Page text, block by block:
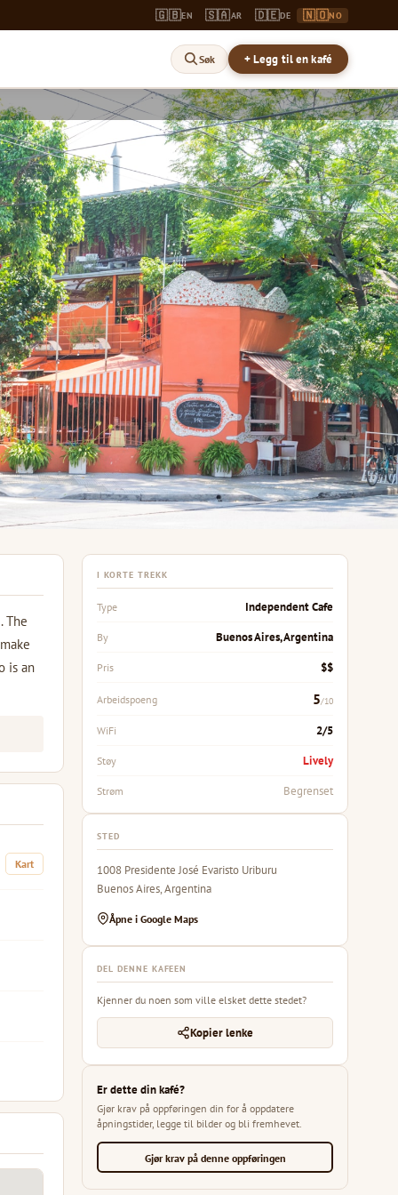
🇬🇧EN 🇸🇦AR 🇩🇪DE 🇳🇴NO
Søk + Legg til en kafé
The
is an
Kart
I KORTE TREKK
Type Independent Cafe
By Buenos Aires, Argentina
Pris $$
Arbeidspoeng 5/10
WiFi 2/5
Støy Lively
Strøm Begrenset
STED
1008 Presidente José Evaristo Uriburu
Buenos Aires, Argentina
Åpne i Google Maps
DEL DENNE KAFEEN
Kjenner du noen som ville elsket dette stedet?
Kopier lenke
Er dette din kafé?
Gjør krav på oppføringen din for å oppdatere
åpningstider, legge til bilder og bli fremhevet.
Gjør krav på denne oppføringen